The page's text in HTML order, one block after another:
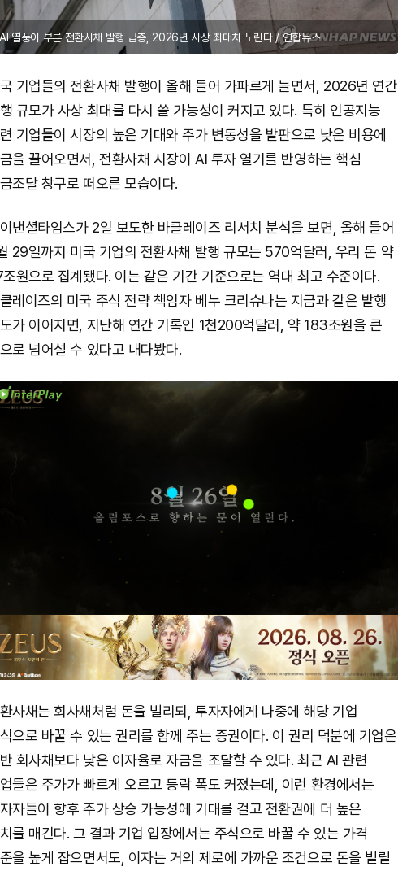
AI 열풍이 부른 전환사채 발행 급증, 2026년 사상 최대치 노린다 / 연합뉴스
기업들의 전환사채 발행이 올해 들어 가파르게 늘면서, 2026년 연간
규모가 사상 최대를 다시 쓸 가능성이 커지고 있다. 특히 인공지능
기업들이 시장의 높은 기대와 주가 변동성을 발판으로 낮은 비용에
을 끌어오면서, 전환사채 시장이 AI 투자 열기를 반영하는 핵심
조달 창구로 떠오른 모습이다.
낸셜타임스가 2일 보도한 바클레이즈 리서치 분석을 보면, 올해 들어
29일까지 미국 기업의 전환사채 발행 규모는 570억달러, 우리 돈 약
원으로 집계됐다. 이는 같은 기간 기준으로는 역대 최고 수준이다.
레이즈의 미국 주식 전략 책임자 베누 크리슈나는 지금과 같은 발행
가 이어지면, 지난해 연간 기록인 1천200억달러, 약 183조원을 큰
로 넘어설 수 있다고 내다봤다.
사채는 회사채처럼 돈을 빌리되, 투자자에게 나중에 해당 기업
으로 바꿀 수 있는 권리를 함께 주는 증권이다. 이 권리 덕분에 기업은
회사채보다 낮은 이자율로 자금을 조달할 수 있다. 최근 AI 관련
들은 주가가 빠르게 오르고 등락 폭도 커졌는데, 이런 환경에서는
자들이 향후 주가 상승 가능성에 기대를 걸고 전환권에 더 높은
를 매긴다. 그 결과 기업 입장에서는 주식으로 바꿀 수 있는 가격
을 높게 잡으면서도, 이자는 거의 제로에 가까운 조건으로 돈을 빌릴